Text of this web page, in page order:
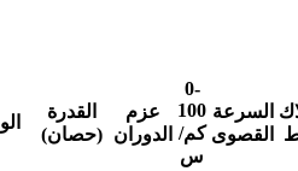
القدرة
(حصان)
عزم
الدوران
0-
100
كم/
س
السرعة
القصوى